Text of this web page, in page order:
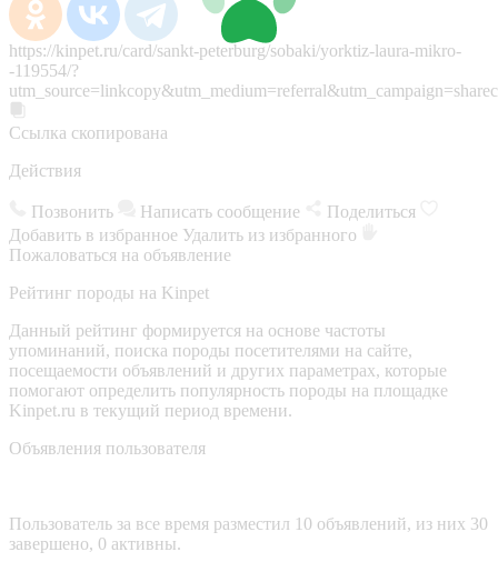
https://kinpet.ru/card/sankt-peterburg/sobaki/yorktiz-laura-mikro-
-119554/?
Ссылка скопирована
Действия
Позвонить Написать сообщение
Поделиться
Добавить в избранное Удалить из избранного
Пожаловаться на объявление
Рейтинг породы на Kinpet
Данный рейтинг формируется на основе частоты
упоминаний, поиска породы посетителями на сайте,
посещаемости объявлений и других параметрах, которые
помогают определить популярность породы на площадке
Kinpet.ru в текущий период времени.
Объявления пользователя
Пользователь за все время разместил 10 объявлений, из них 30
завершено, 0 активны.